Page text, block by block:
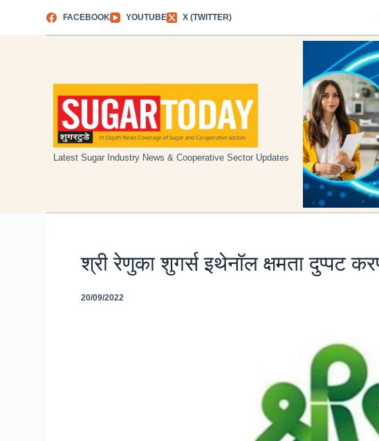
FACEBOOK YOUTUBE X (TWITTER)
Latest Sugar Industry News & Cooperative Sector Updates
श्री रेणुका शुगर्स इथेनॉल क्षमता दुप्पट
20/09/2022